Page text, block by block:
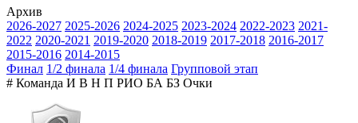
Архив
2026-2027 2025-2026 2024-2025 2023-2024 2022-2023 2021-
2022 2020-2021 2019-2020 2018-2019 2017-2018 2016-2017
2015-2016 2014-2015
Финал 1/2 финала 1/4 финала Групповой этап
# Команда И В Н П РИО БА БЗ Очки